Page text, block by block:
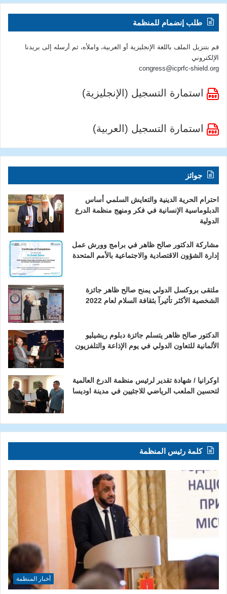
طلب إنضمام للمنظمة
قم بتنزيل الملف باللغة الإنجليزية أو العربية، واملأه، ثم أرسله إلى بريدنا
الإلكتروني
congress@icprfc-shield.org
استمارة التسجيل (الإنجليزية)
استمارة التسجيل (العربية)
جوائز
احترام الحرية الدينية والتعايش السلمي أساس
الدبلوماسية الإنسانية في فكر ومنهج منظمة الدرع
الدولية
مشاركة الدكتور صالح ظاهر في برامج وورش عمل
إدارة الشؤون الاقتصادية والاجتماعية بالأمم المتحدة
ملتقى بروكسل الدولي يمنح صالح ظاهر جائزة
الشخصية الأكثر تأثيرآ بثقافة السلام لعام 2022
الدكتور صالح ظاهر يتسلم جائزة دبلوم ريشيليو
الألمانية للتعاون الدولي في يوم الإذاعة والتلفزيون
اوكرانيا / شهادة تقدير لرئيس منظمة الدرع العالمية
لتحسين الملعب الرياضي للاجئيين في مدينة اوديسا
كلمة رئيس المنظمة
أخبار المنظمة